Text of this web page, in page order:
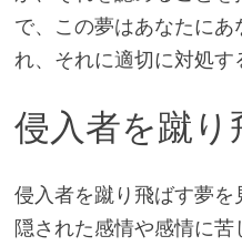
で、この夢はあなたに
れ、それに適切に対処す
侵入者を蹴り
侵入者を蹴り飛ばす夢
隠された感情や感情に